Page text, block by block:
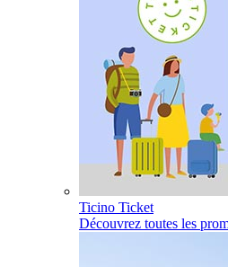
Ticino Ticket
Découvrez toutes les